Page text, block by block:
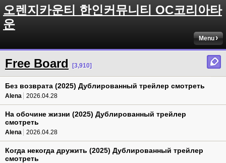
오렌지카운티 한인커뮤니티 OC코리아타
운
Menu
Free Board [3,910]
Без возврата (2025) Дублированный трейлер смотреть
Alena 2026.04.28
На обочине жизни (2025) Дублированный трейлер
смотреть
Alena 2026.04.28
Когда некогда дружить (2025) Дублированный трейлер
смотреть